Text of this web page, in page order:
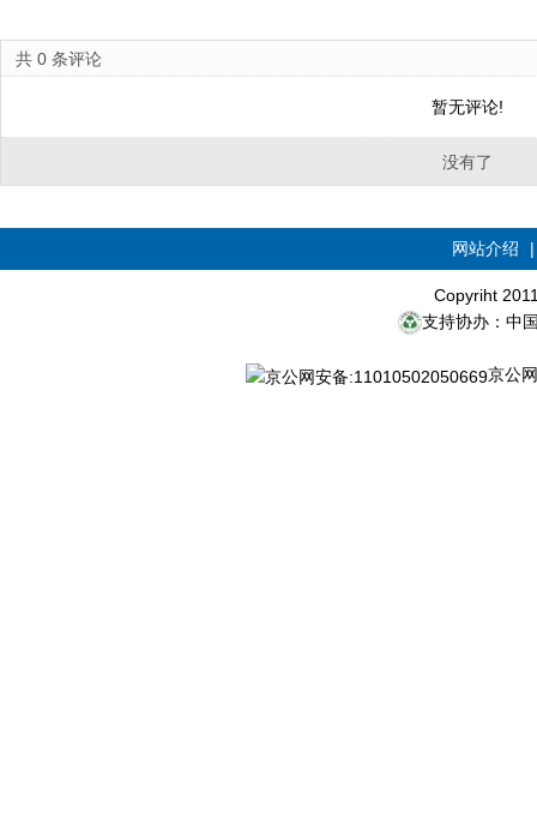
共 0 条评论
暂无评论!
没有了
网站介绍
Copyriht
支持协办：中
京公